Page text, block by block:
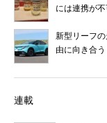
には連携が
新型リーフ
由に向き合う
連載